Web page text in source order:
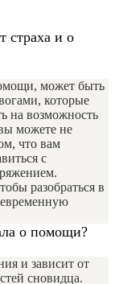
страха и о
может быть
которые
на возможность
можете не
что вам
с
разобраться в
о помощи?
и зависит от
сновидца.